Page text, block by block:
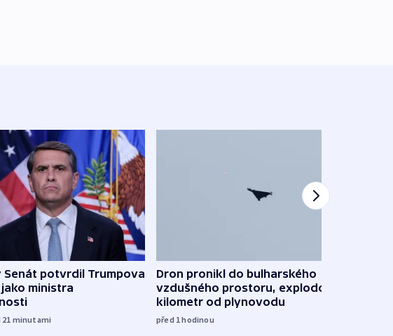
Senát potvrdil Trumpova
ministra
minutami
Dron pronikl do bulharského
vzdušného prostoru, explodoval
kilometr od plynovodu
před 1hodinou